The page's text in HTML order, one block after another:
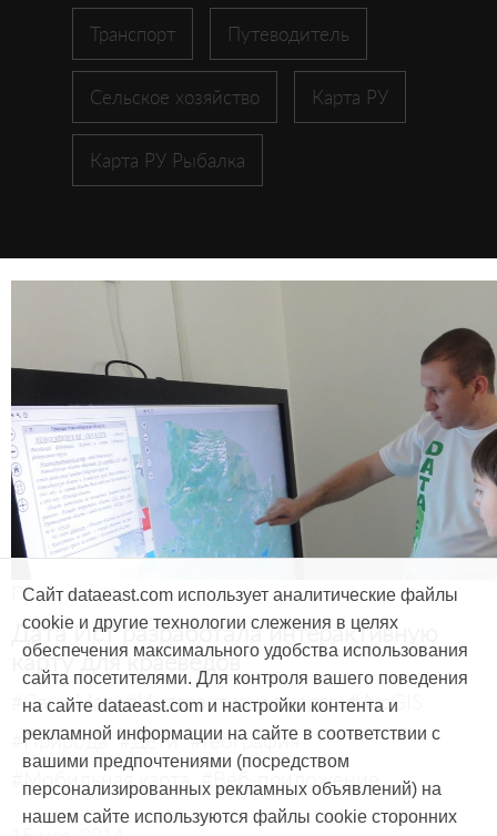
Транспорт Путеводитель
Сельское хозяйство Карта РУ
Карта РУ Рыбалка
Продукты и услуги
Дата Ист разработала интерактивную
карту для краеведов
#CarryMap #Интерактивная карта #ArcGIS
#Природа #Дети #География
#Мобильная карта #Веб-приложение
Сайт dataeast.com использует аналитические файлы
cookie и другие технологии слежения в целях
обеспечения максимального удобства использования
сайта посетителями. Для контроля вашего поведения
на сайте dataeast.com и настройки контента и
рекламной информации на сайте в соответствии с
вашими предпочтениями (посредством
персонализированных рекламных объявлений) на
нашем сайте используются файлы cookie сторонних